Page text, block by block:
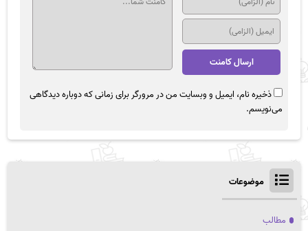
ذخیره نام، ایمیل و وبسایت من در مرورگر برای زمانی که دوباره دیدگاهی
می‌نویسم.
موضوعات
مطالب